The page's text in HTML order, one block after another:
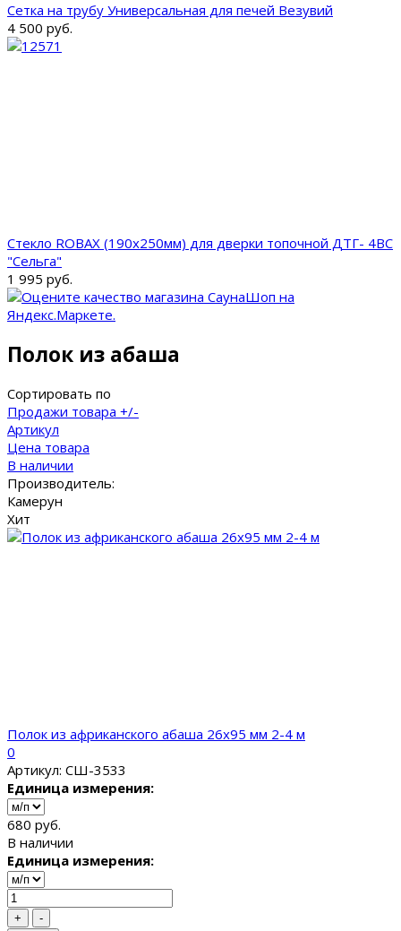
Сетка на трубу Универсальная для печей Везувий
4 500 руб.
Стекло ROBAX (190х250мм) для дверки топочной ДТГ- 4ВС
"Сельга"
1 995 руб.
Полок из абаша
Сортировать по
Продажи товара +/-
Артикул
Цена товара
В наличии
Производитель:
Камерун
Хит
Полок из африканского абаша 26x95 мм 2-4 м
0
Артикул: СШ-3533
Единица измерения:
680 руб.
В наличии
Единица измерения:
+ -